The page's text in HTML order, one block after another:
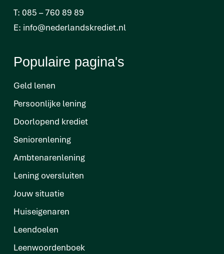
T: 085 – 760 89 89
E: info@nederlandskrediet.nl
Populaire pagina's
Geld lenen
Persoonlijke lening
Doorlopend krediet
Seniorenlening
Ambtenarenlening
Lening oversluiten
Jouw situatie
Huiseigenaren
Leendoelen
Leenwoordenboek